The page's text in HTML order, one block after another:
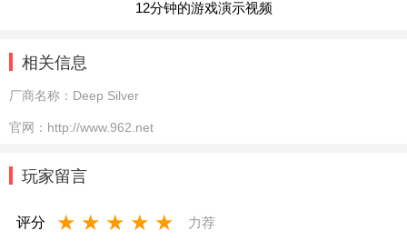
12分钟的游戏演示视频
相关信息
厂商名称： Deep Silver
官网： http://www.962.net
玩家留言
评分 ★ ★ ★ ★ ★ 力荐